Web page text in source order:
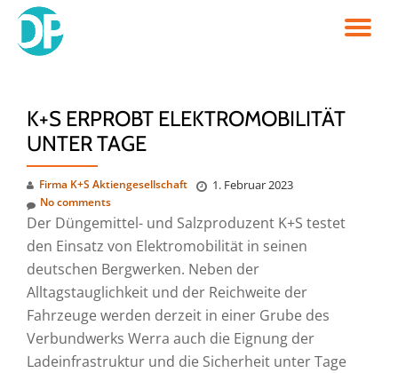
Skip
K+S ERPROBT ELEKTROMOBILITÄT
UNTER TAGE
Firma K+S Aktiengesellschaft 1. Februar 2023
No comments
Der Düngemittel- und Salzproduzent K+S testet
den Einsatz von Elektromobilität in seinen
deutschen Bergwerken. Neben der
Alltagstauglichkeit und der Reichweite der
Fahrzeuge werden derzeit in einer Grube des
Verbundwerks Werra auch die Eignung der
Ladeinfrastruktur und die Sicherheit unter Tage